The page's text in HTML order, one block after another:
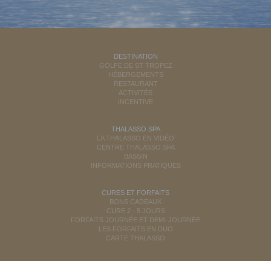
DESTINATION
GOLFE DE ST TROPEZ
HÉBERGEMENTS
RESTAURANT
ACTIVITÉS
INCENTIVE
THALASSO SPA
LA THALASSO EN VIDÉO
CENTRE THALASSO SPA
BASSIN
INFORMATIONS PRATIQUES
CURES ET FORFAITS
BONS CADEAUX
CURE 2 - 5 JOURS
FORFAITS JOURNÉE ET DEMI-JOURNÉE
LES FORFAITS EN DUO
CARTE THALASSO